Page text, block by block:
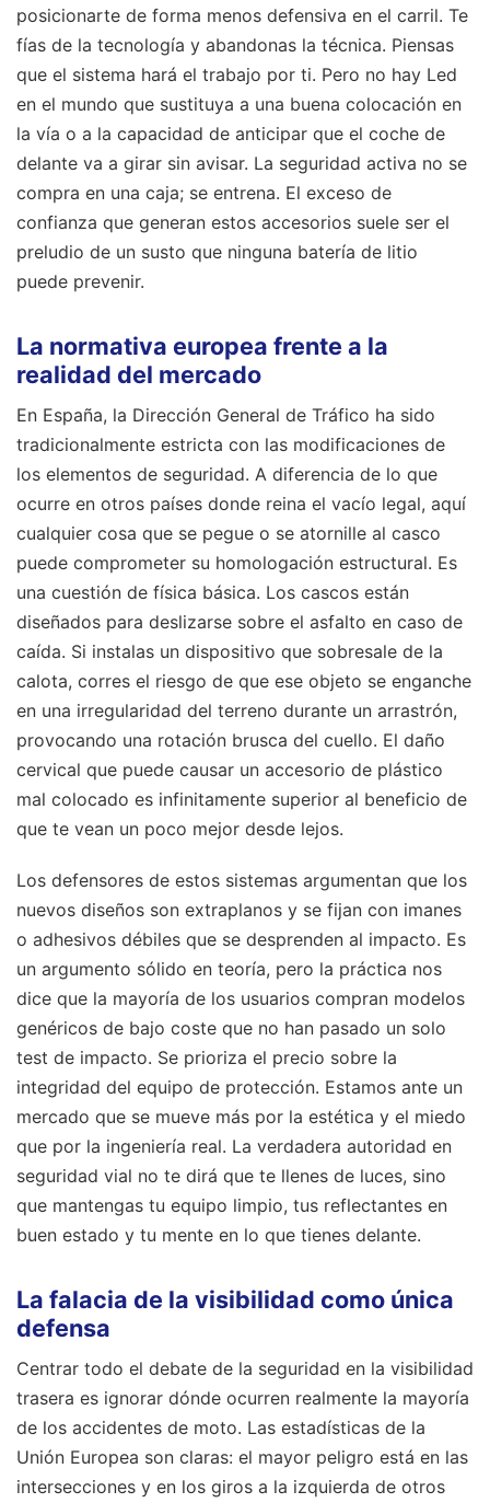
posicionarte de forma menos defensiva en el carril. Te
fías de la tecnología y abandonas la técnica. Piensas
que el sistema hará el trabajo por ti. Pero no hay Led
en el mundo que sustituya a una buena colocación en
la vía o a la capacidad de anticipar que el coche de
delante va a girar sin avisar. La seguridad activa no se
compra en una caja; se entrena. El exceso de
confianza que generan estos accesorios suele ser el
preludio de un susto que ninguna batería de litio
puede prevenir.
La normativa europea frente a la
realidad del mercado
En España, la Dirección General de Tráfico ha sido
tradicionalmente estricta con las modificaciones de
los elementos de seguridad. A diferencia de lo que
ocurre en otros países donde reina el vacío legal, aquí
cualquier cosa que se pegue o se atornille al casco
puede comprometer su homologación estructural. Es
una cuestión de física básica. Los cascos están
diseñados para deslizarse sobre el asfalto en caso de
caída. Si instalas un dispositivo que sobresale de la
calota, corres el riesgo de que ese objeto se enganche
en una irregularidad del terreno durante un arrastrón,
provocando una rotación brusca del cuello. El daño
cervical que puede causar un accesorio de plástico
mal colocado es infinitamente superior al beneficio de
que te vean un poco mejor desde lejos.
Los defensores de estos sistemas argumentan que los
nuevos diseños son extraplanos y se fijan con imanes
o adhesivos débiles que se desprenden al impacto. Es
un argumento sólido en teoría, pero la práctica nos
dice que la mayoría de los usuarios compran modelos
genéricos de bajo coste que no han pasado un solo
test de impacto. Se prioriza el precio sobre la
integridad del equipo de protección. Estamos ante un
mercado que se mueve más por la estética y el miedo
que por la ingeniería real. La verdadera autoridad en
seguridad vial no te dirá que te llenes de luces, sino
que mantengas tu equipo limpio, tus reflectantes en
buen estado y tu mente en lo que tienes delante.
La falacia de la visibilidad como única
defensa
Centrar todo el debate de la seguridad en la visibilidad
trasera es ignorar dónde ocurren realmente la mayoría
de los accidentes de moto. Las estadísticas de la
Unión Europea son claras: el mayor peligro está en las
intersecciones y en los giros a la izquierda de otros